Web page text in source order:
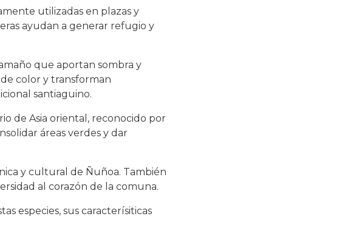
utilizadas en plazas y
ayudan a generar refugio y
que aportan sombra y
color y transforman
santiaguino.
de Asia oriental, reconocido por
áreas verdes y dar
y cultural de Ñuñoa. También
al corazón de la comuna.
especies, sus caracterísiticas